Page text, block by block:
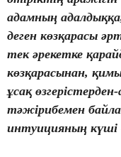
адамның
деген көзқарасы
тек әрекетке
көзқарасынан,
ұсақ
тәжірибемен
интуицияның күші